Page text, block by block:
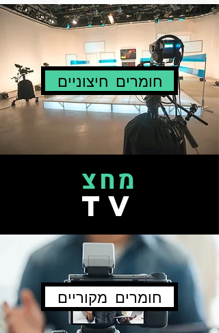
חומרים חיצוניים
מחצ
TV
חומרים מקוריים